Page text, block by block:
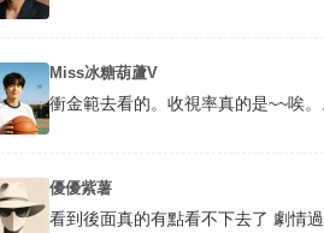
Miss冰糖葫蘆V
衝金範去看的。收視率真的是~~唉
優優紫薯
看到後面真的有點看不下去了 劇情